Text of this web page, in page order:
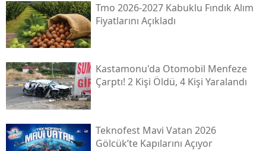
Tmo 2026-2027 Kabuklu Fındık Alım
Fiyatlarını Açıkladı
Kastamonu'da Otomobil Menfeze
Çarptı! 2 Kişi Öldü, 4 Kişi Yaralandı
Teknofest Mavi Vatan 2026
Gölcük’te Kapılarını Açıyor